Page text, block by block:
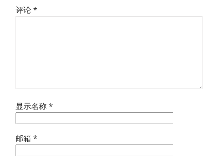
评论*
显示名称*
邮箱 *